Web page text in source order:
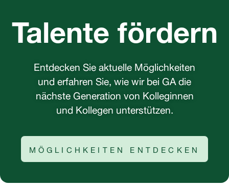
Talente fördern
Entdecken Sie aktuelle Möglichkeiten
und erfahren Sie, wie wir bei GA die
nächste Generation von Kolleginnen
und Kollegen unterstützen.
MÖGLICHKEITEN ENTDECKEN